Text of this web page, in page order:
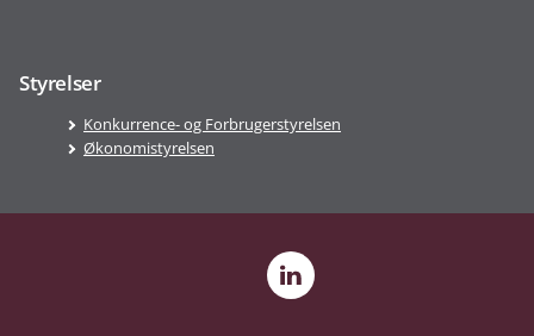
Styrelser
Konkurrence- og Forbrugerstyrelsen
Økonomistyrelsen
LinkedIn